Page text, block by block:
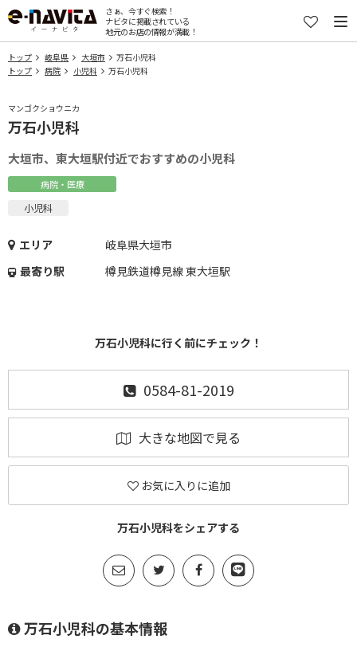
さぁ、今すぐ検索！
ナビタに掲載されている
地元のお店の情報が満載！
トップ 岐阜県 大垣市
万石小児科
トップ
病院 小児科 万石小児科
マンゴクショウニカ
万石小児科
大垣市、東大垣駅付近でおすすめの小児科
病院・医療
小児科
エリア
岐阜県大垣市
最寄り駅
樽見鉄道樽見線 東大垣駅
万石小児科に行く前にチェック！
0584-81-2019
大きな地図で見る
お気に入りに追加
万石小児科をシェアする
万石小児科の基本情報